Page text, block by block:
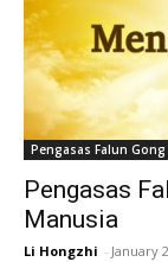
Pengasas Falun Gong
Pengasas
Manusia
Li Hongzhi - January